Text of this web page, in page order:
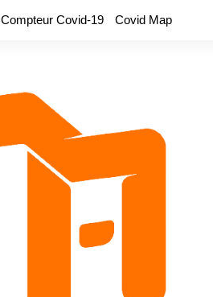
Compteur Covid-19 Covid Map